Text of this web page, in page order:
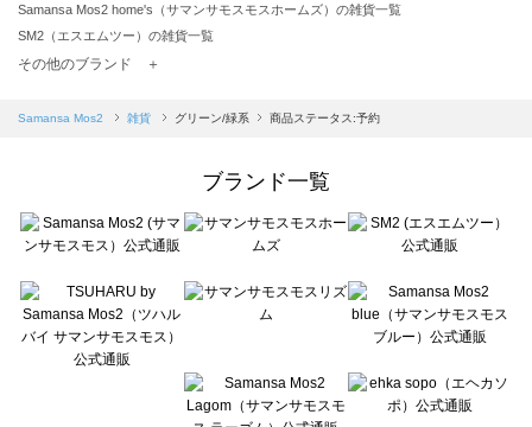
Samansa Mos2 home's（サマンサモスモスホームズ）の雑貨一覧
SM2（エスエムツー）の雑貨一覧
TSUHARU by Samansa Mos2（ツハルバイサマンサモスモス）の雑貨一覧
Samansa Mos2 blue（サマンサモスモス ブルー）の雑貨一覧
sō4ū（ソウフォーユー）の雑貨一覧
Te chichi（テチチ）の雑貨一覧
Te chichi CLASSIC（テチチ クラシック）の雑貨一覧
Lugnoncure（ルノンキュール）の雑貨一覧
BETTY'S BLUE（べティーズブルー）の雑貨一覧
Wpc.（ワールドパーティー）の雑貨一覧
その他のブランド ＋
Samansa Mos2 雑貨 グリーン/緑系 商品ステータス:予約
ブランド一覧